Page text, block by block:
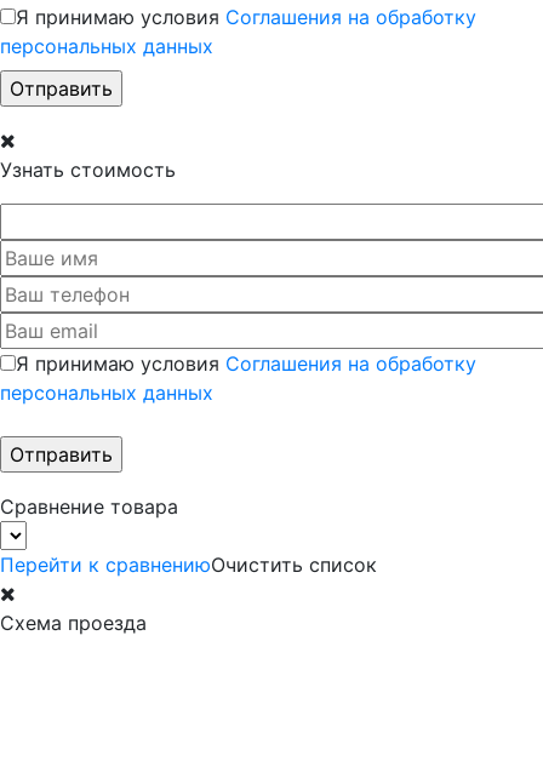
Я принимаю условия Соглашения на обработку
персональных данных
Узнать стоимость
Я принимаю условия Соглашения на обработку
персональных данных
Сравнение товара
Перейти к сравнениюОчистить список
Схема проезда